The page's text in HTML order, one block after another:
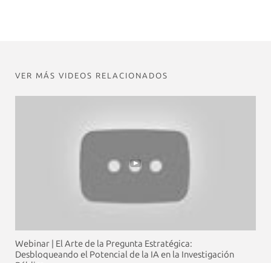
VER MÁS VIDEOS RELACIONADOS
Webinar | El Arte de la Pregunta Estratégica:
Desbloqueando el Potencial de la IA en la Investigación